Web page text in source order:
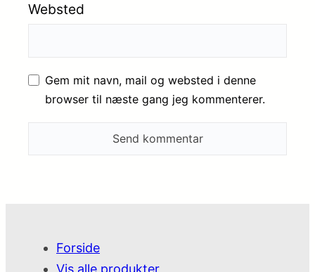
Websted
Gem mit navn, mail og websted i denne
browser til næste gang jeg kommenterer.
Forside